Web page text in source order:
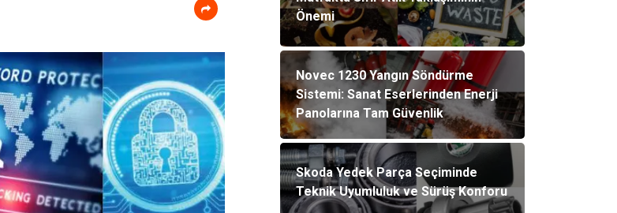
Önemi
Novec 1230 Yangın Söndürme
Sistemi: Sanat Eserlerinden Enerji
Panolarına Tam Güvenlik
Skoda Yedek Parça Seçiminde
Teknik Uyumluluk ve Sürüş Konforu